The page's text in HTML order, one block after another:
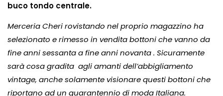
buco tondo centrale.
Merceria Cheri rovistando nel proprio magazzino ha
selezionato e rimesso in vendita bottoni che vanno da
fine anni sessanta a fine anni novanta . Sicuramente
sarà cosa gradita agli amanti dell’abbigliamento
vintage, anche solamente visionare questi bottoni che
riportano ad un quarantennio di moda Italiana.